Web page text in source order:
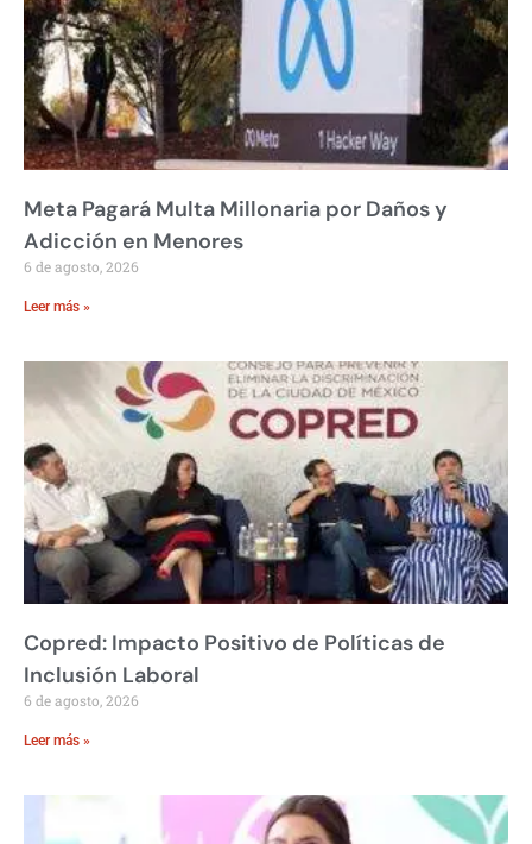
Meta Pagará Multa Millonaria por Daños y
Adicción en Menores
6 de agosto, 2026
Leer más »
Copred: Impacto Positivo de Políticas de
Inclusión Laboral
6 de agosto, 2026
Leer más »